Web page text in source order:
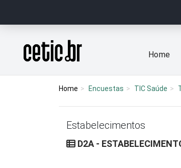
Página inicial
Home
Home Encuestas TIC Saúde
Estabelecimentos
D2A -